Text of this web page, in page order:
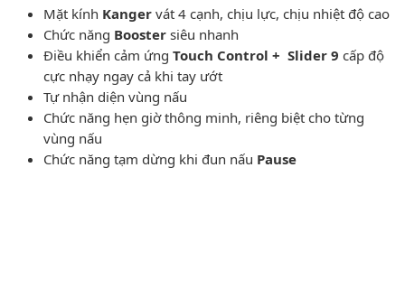
Mặt kính Kanger vát 4 cạnh, chịu lực, chịu nhiệt độ cao
Chức năng Booster siêu nhanh
Điều khiển cảm ứng Touch Control + Slider 9 cấp độ
cực nhạy ngay cả khi tay ướt
Tự nhận diện vùng nấu
Chức năng hẹn giờ thông minh, riêng biệt cho từng
vùng nấu
Chức năng tạm dừng khi đun nấu Pause